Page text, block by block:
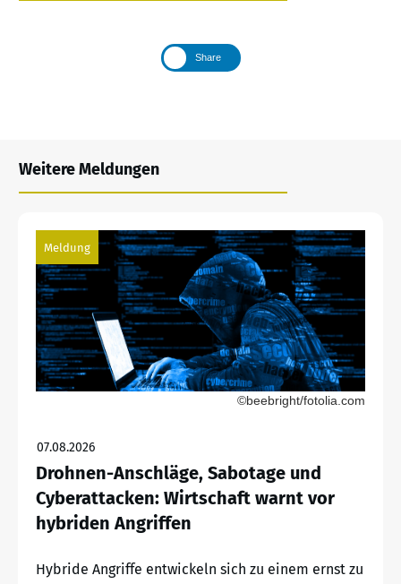
Share
Weitere Meldungen
Meldung
©beebright/fotolia.com
07.08.2026
Drohnen-Anschläge, Sabotage und
Cyberattacken: Wirtschaft warnt vor
hybriden Angriffen
Hybride Angriffe entwickeln sich zu einem ernst zu